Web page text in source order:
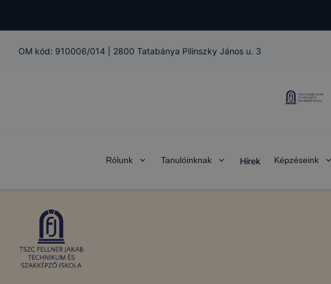
OM kód: 910006/014 2800 Tatabánya Pilinszky János u. 3
Rólunk Tanulóinknak Hírek Képzéseink